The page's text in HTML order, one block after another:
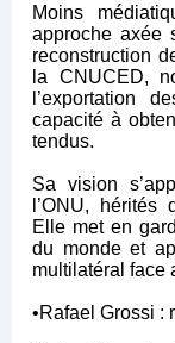
Moins
approche axée
reconstruction
la CNUCED,
l’exportation
capacité à
tendus.
Sa vision
l’ONU, hérités
Elle met en
du monde et
multilatéral face
•Rafael Grossi :